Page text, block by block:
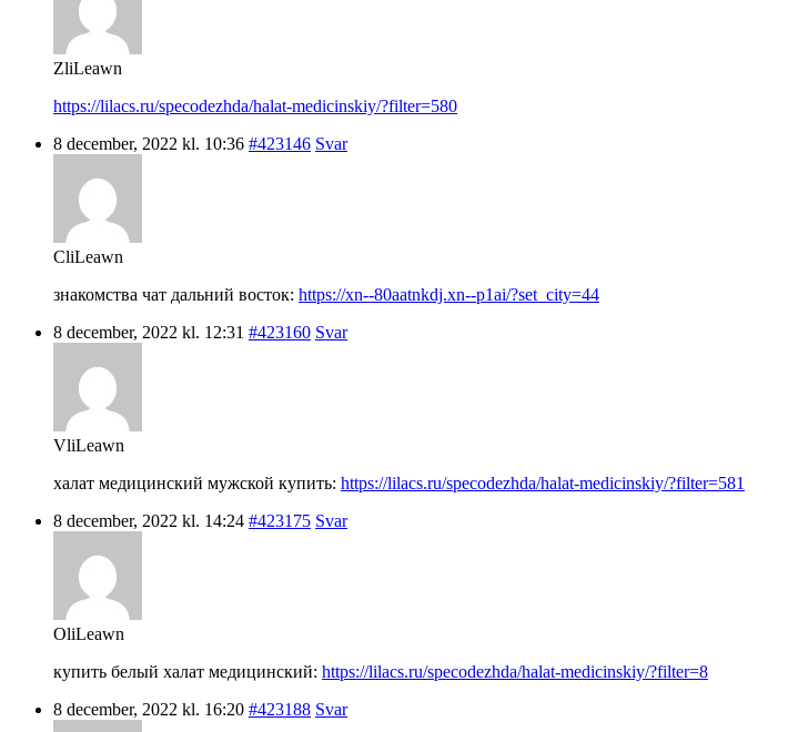
ZliLeawn
https://lilacs.ru/specodezhda/halat-medicinskiy/?filter=580
8 december, 2022 kl. 10:36 #423146 Svar
CliLeawn
знакомства чат дальний восток: https://xn--80aatnkdj.xn--p1ai/?set_city=44
8 december, 2022 kl. 12:31 #423160 Svar
VliLeawn
халат медицинский мужской купить: https://lilacs.ru/specodezhda/halat-medicinskiy/?filter=581
8 december, 2022 kl. 14:24 #423175 Svar
OliLeawn
купить белый халат медицинский: https://lilacs.ru/specodezhda/halat-medicinskiy/?filter=8
8 december, 2022 kl. 16:20 #423188 Svar